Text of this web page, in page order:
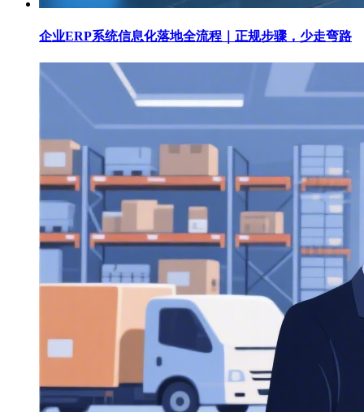
企业ERP系统信息化落地全流程｜正规步骤，少走弯路